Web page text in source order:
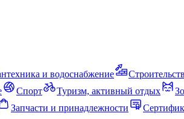
и водоснабжение
Спорт Туризм, активный отдых
Запчасти и принадлежности